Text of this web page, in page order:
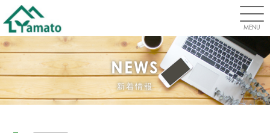
MENU
NEWS
新着情報